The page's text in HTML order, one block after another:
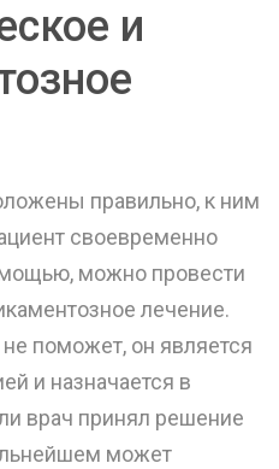
и
правильно, к ним
своевременно
можно провести
лечение.
поможет, он является
и назначается в
врач принял решение
может